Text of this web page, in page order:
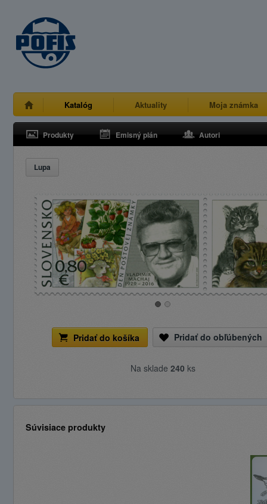
Katalóg Aktuality Moja známka
Produkty Emisný plán Autori
Lupa
Pridať do košíka Pridať do obľúbených
Na sklade 240 ks
Súvisiace produkty